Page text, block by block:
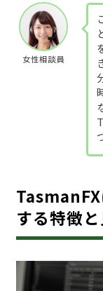
女性相談員
する特徴